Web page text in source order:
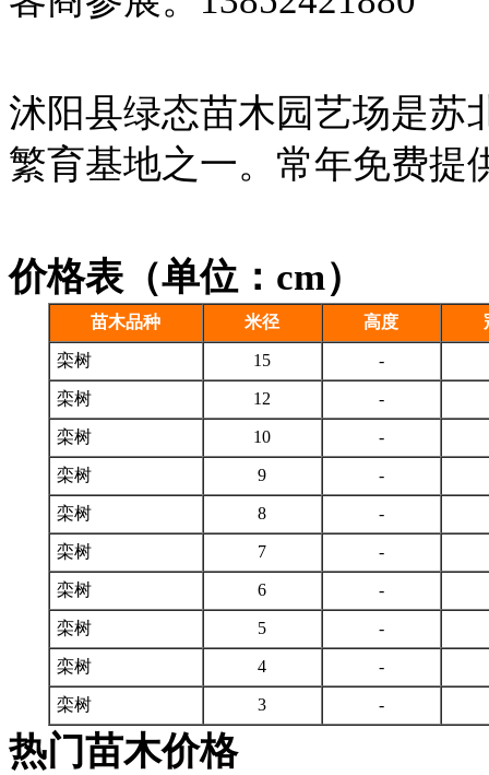
沭阳县绿态苗木园艺场是苏
繁育基地之一。常年免费提
价格表（单位：cm）
苗木品种 米径 高度
栾树 15 -
栾树 12 -
栾树 10 -
栾树 9 -
栾树 8 -
栾树 7 -
栾树 6 -
栾树 5 -
栾树 4 -
栾树 3 -
热门苗木价格